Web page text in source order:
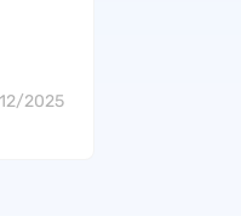
2025